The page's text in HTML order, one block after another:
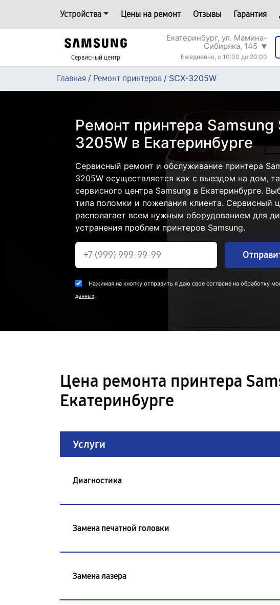
Устройства Цены на ремонт Отзывы Гарантия
Сервисный центр
Екатеринбург, ул. Мамина-
Сибиряка, 145 ▼
Ежедневно, с 10:00 до 20:00
Главная / Ремонт принтеров / SCX-3205W
Ремонт принтера Samsung
3205W в Екатеринбурге
Сервисный ремонт и обслуживание принтера
3205W осуществляется как с выездом на дом,
сервисного центра Samsung в Екатеринбурге.
типа поломки и пожелания клиента. Сервисный
располагает всем нужным оборудованием для
устранения проблем принтеров Samsung.
Нажимая на кнопку отправить я даю свое согласие на обработку
данных.
Цена ремонта принтера
Екатеринбурге
Услуги
Диагностика
Замена печатной головки
Замена лазера